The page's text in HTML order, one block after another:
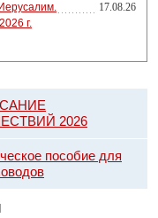
г.
17.08.26
2026
пособие для